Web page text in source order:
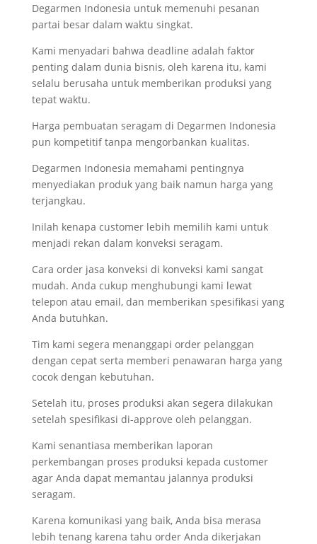
Degarmen Indonesia untuk memenuhi pesanan
partai besar dalam waktu singkat.
Kami menyadari bahwa deadline adalah faktor
penting dalam dunia bisnis, oleh karena itu, kami
selalu berusaha untuk memberikan produksi yang
tepat waktu.
Harga pembuatan seragam di Degarmen Indonesia
pun kompetitif tanpa mengorbankan kualitas.
Degarmen Indonesia memahami pentingnya
menyediakan produk yang baik namun harga yang
terjangkau.
Inilah kenapa customer lebih memilih kami untuk
menjadi rekan dalam konveksi seragam.
Cara order jasa konveksi di konveksi kami sangat
mudah. Anda cukup menghubungi kami lewat
telepon atau email, dan memberikan spesifikasi yang
Anda butuhkan.
Tim kami segera menanggapi order pelanggan
dengan cepat serta memberi penawaran harga yang
cocok dengan kebutuhan.
Setelah itu, proses produksi akan segera dilakukan
setelah spesifikasi di-approve oleh pelanggan.
Kami senantiasa memberikan laporan
perkembangan proses produksi kepada customer
agar Anda dapat memantau jalannya produksi
seragam.
Karena komunikasi yang baik, Anda bisa merasa
lebih tenang karena tahu order Anda dikerjakan